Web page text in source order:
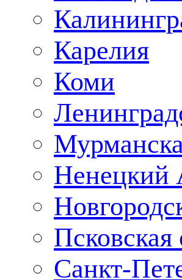
Карелия
Коми
Ненецкий
Псковская
Санкт-